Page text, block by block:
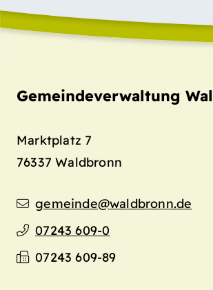
Gemeindeverwaltung
Marktplatz 7
76337 Waldbronn
gemeinde@waldbronn.de
07243 609-0
07243 609-89